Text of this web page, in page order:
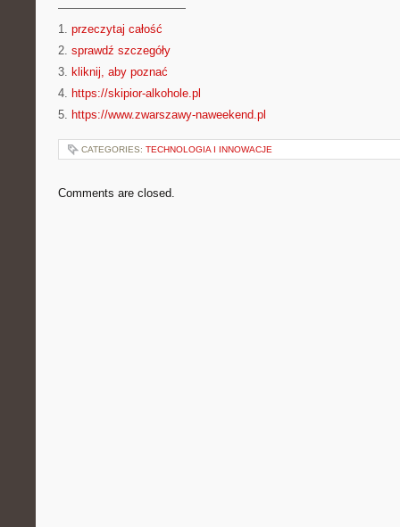
———————————
1. przeczytaj całość
2. sprawdź szczegóły
3. kliknij, aby poznać
4. https://skipior-alkohole.pl
5. https://www.zwarszawy-naweekend.pl
CATEGORIES: TECHNOLOGIA I INNOWACJE
Comments are closed.